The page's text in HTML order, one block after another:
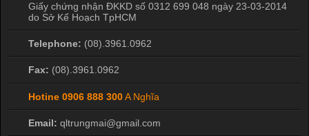
Giấy chứng nhận ĐKKD số 0312 699 048 ngày 23-03-2014
do Sở Kế Hoạch TpHCM
Telephone: (08).3961.0962
Fax: (08).3961.0962
Hotine 0906 888 300A Nghĩa
Email: qltrungmai@gmail.com